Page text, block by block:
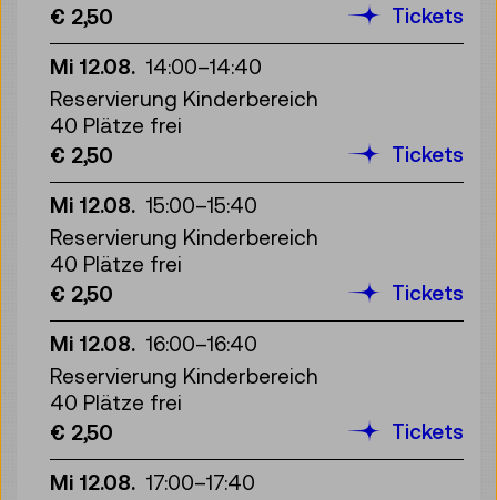
€ 2,50
Tickets
Mi 12.08. 14:00–14:40
Reservierung Kinderbereich
40 Plätze frei
€ 2,50
Tickets
Mi 12.08. 15:00–15:40
Reservierung Kinderbereich
40 Plätze frei
€ 2,50
Tickets
Mi 12.08. 16:00–16:40
Reservierung Kinderbereich
40 Plätze frei
€ 2,50
Tickets
Mi 12.08. 17:00–17:40